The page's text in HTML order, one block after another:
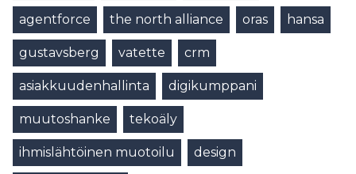
agentforce the north alliance oras hansa
gustavsberg vatette crm
asiakkuudenhallinta digikumppani
muutoshanke tekoäly
ihmislähtöinen muotoilu design